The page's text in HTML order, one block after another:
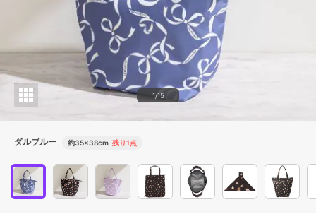
1/15
ダルブルー 約35×38cm 残り1点